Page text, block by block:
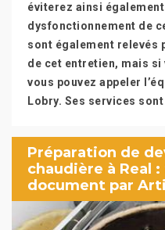
éviterez ainsi
dysfonctionnement de
sont également relevés
de cet entretien, mais
vous pouvez appeler
Lobry. Ses services
Préparation de
chaudière à Real
document par